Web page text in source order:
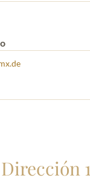
Dirección 1